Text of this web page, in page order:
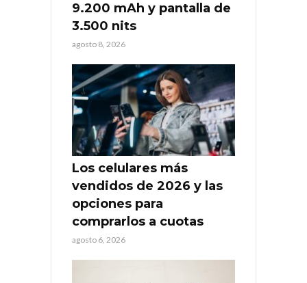
9.200 mAh y pantalla de
3.500 nits
agosto 8, 2026
Los celulares más
vendidos de 2026 y las
opciones para
comprarlos a cuotas
agosto 6, 2026